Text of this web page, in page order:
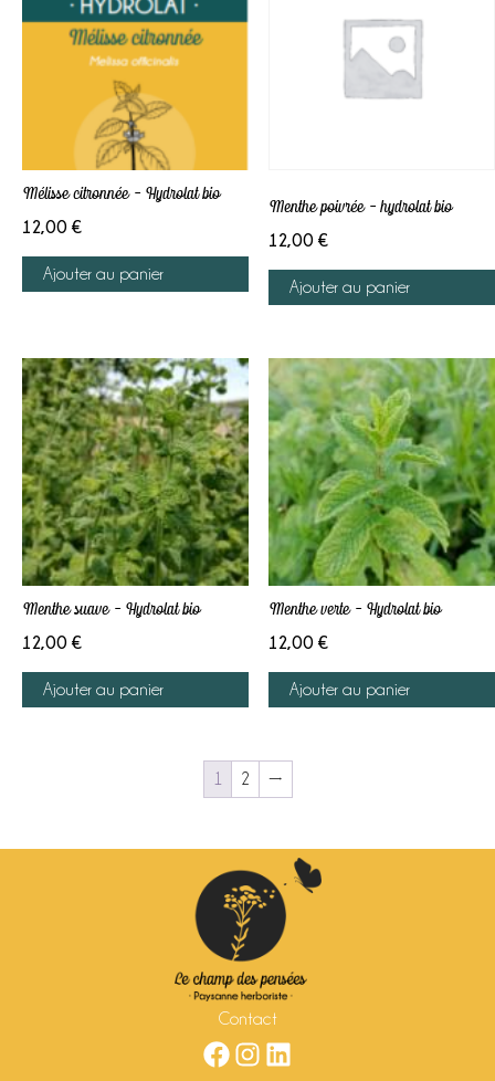
Mélisse citronnée – Hydrolat bio
12,00 €
Ajouter au panier
Menthe poivrée – hydrolat bio
12,00 €
Ajouter au panier
Menthe suave – Hydrolat bio
12,00 €
Ajouter au panier
Menthe verte – Hydrolat bio
12,00 €
Ajouter au panier
1 2 →
Contact
Instagram